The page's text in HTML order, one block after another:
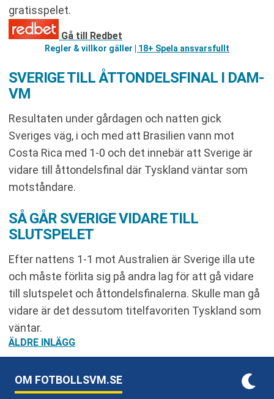
gratisspelet.
Gå till Redbet
Regler & villkor gäller | 18+ Spela ansvarsfullt
SVERIGE TILL ÅTTONDELSFINAL I DAM-
VM
Resultaten under gårdagen och natten gick
Sveriges väg, i och med att Brasilien vann mot
Costa Rica med 1-0 och det innebär att Sverige är
vidare till åttondelsfinal där Tyskland väntar som
motståndare.
SÅ GÅR SVERIGE VIDARE TILL
SLUTSPELET
Efter nattens 1-1 mot Australien är Sverige illa ute
och måste förlita sig på andra lag för att gå vidare
till slutspelet och åttondelsfinalerna. Skulle man gå
vidare är det dessutom titelfavoriten Tyskland som
väntar.
INLÄGGSNAVIGERING
ÄLDRE INLÄGG
OM FOTBOLLSVM.SE